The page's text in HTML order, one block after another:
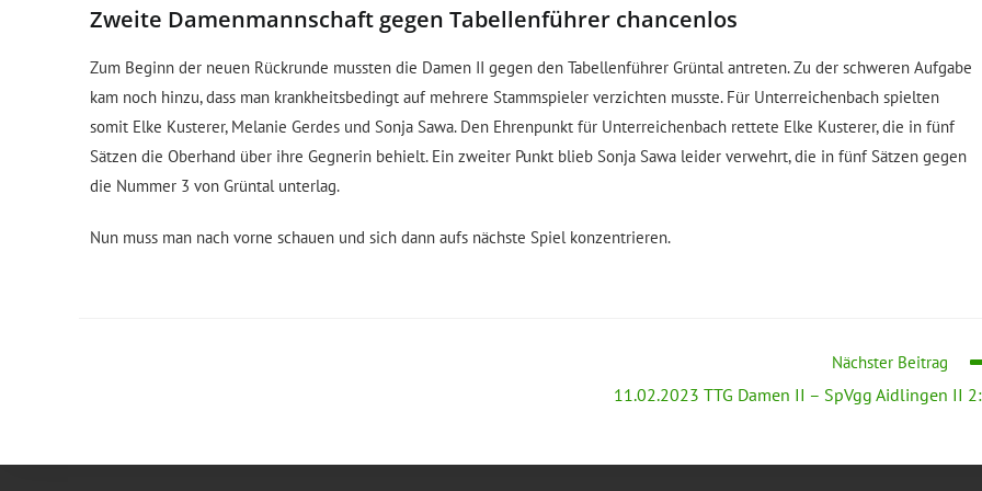
Zweite Damenmannschaft gegen Tabellenführer chancenlos
Zum Beginn der neuen Rückrunde mussten die Damen II gegen den Tabellenführer Grüntal antreten. Zu der schweren Aufgabe
kam noch hinzu, dass man krankheitsbedingt auf mehrere Stammspieler verzichten musste. Für Unterreichenbach spielten
somit Elke Kusterer, Melanie Gerdes und Sonja Sawa. Den Ehrenpunkt für Unterreichenbach rettete Elke Kusterer, die in fünf
Sätzen die Oberhand über ihre Gegnerin behielt. Ein zweiter Punkt blieb Sonja Sawa leider verwehrt, die in fünf Sätzen gegen
die Nummer 3 von Grüntal unterlag.
Nun muss man nach vorne schauen und sich dann aufs nächste Spiel konzentrieren.
Nächster Beitrag
11.02.2023 TTG Damen II – SpVgg Aidlingen II